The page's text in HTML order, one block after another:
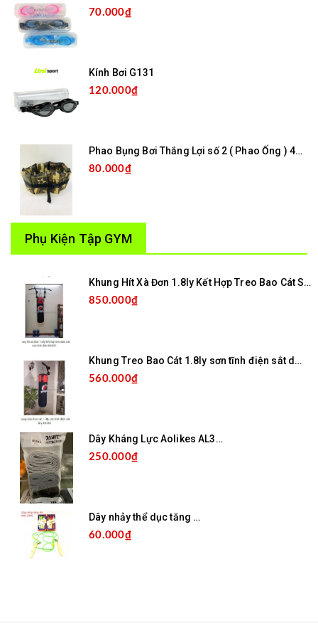
70.000₫
Kính Bơi G131
120.000₫
Phao Bụng Bơi Thắng Lợi số 2 ( Phao Ống ) 46TL
80.000₫
Phụ Kiện Tập GYM
Khung Hít Xà Đơn 1.8ly Kết Hợp Treo Bao Cát Sơn Tĩnh Điện BX357
850.000₫
Khung Treo Bao Cát 1.8ly sơn tĩnh điện sắt dày BX358
560.000₫
Dây Kháng Lực Aolikes AL3607
250.000₫
Dây nhảy thể dục tăng đơ Y
60.000₫